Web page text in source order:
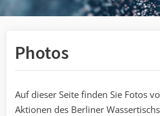
Photos
Auf dieser Seite finden Sie Fotos
Aktionen des Berliner